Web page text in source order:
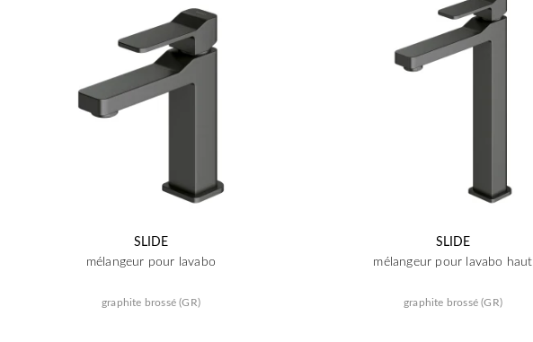
SLIDE
mélangeur pour lavabo
graphite brossé (GR)
SLIDE
mélangeur pour lavabo haut
graphite brossé (GR)